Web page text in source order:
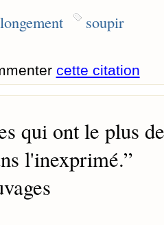
soupir
cette citation
qui ont le plus
l'inexprimé.”